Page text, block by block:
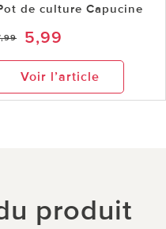
de culture Capucine
5,99
Voir l’article
produit